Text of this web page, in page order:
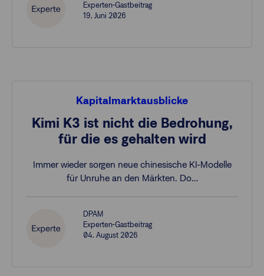
Experten-Gastbeitrag
19. Juni 2026
Kapitalmarktausblicke
Kimi K3 ist nicht die Bedrohung,
für die es gehalten wird
Immer wieder sorgen neue chinesische KI-Modelle
für Unruhe an den Märkten. Do…
DPAM
Experten-Gastbeitrag
04. August 2026